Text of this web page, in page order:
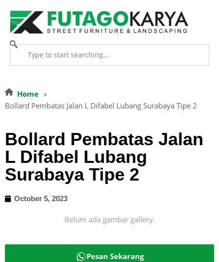
Home »
Bollard Pembatas Jalan L Difabel Lubang Surabaya Tipe 2
Bollard Pembatas Jalan
L Difabel Lubang
Surabaya Tipe 2
October 5, 2023
Belum ada gambar gallery.
Pesan Sekarang